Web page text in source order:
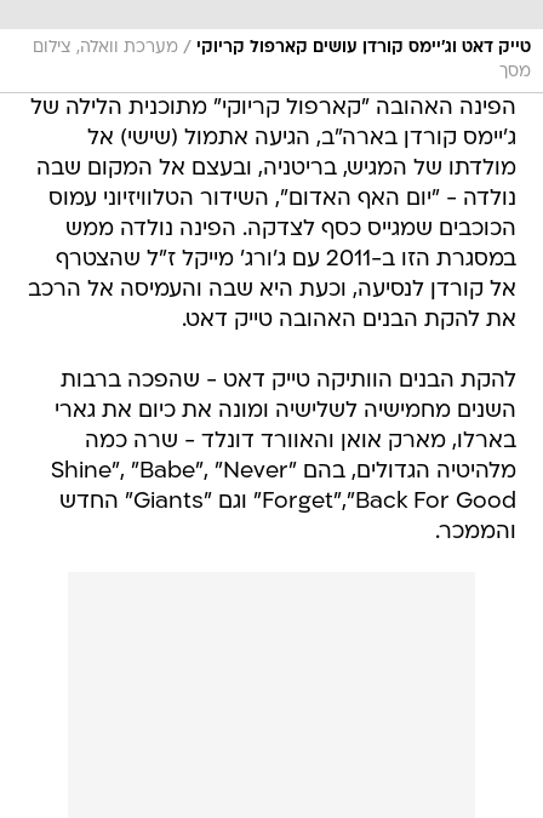
טייק דאט וג'יימס קורדן עושים קארפול קריוקי / מערכת וואלה, צילום
מסך
הפינה האהובה "קארפול קריוקי" מתוכנית הלילה של
ג'יימס קורדן בארה"ב, הגיעה אתמול (שישי) אל
מולדתו של המגיש, בריטניה, ובעצם אל המקום שבה
נולדה - "יום האף האדום", השידור הטלוויזיוני עמוס
הכוכבים שמגייס כסף לצדקה. הפינה נולדה ממש
במסגרת הזו ב-2011 עם ג'ורג' מייקל ז"ל שהצטרף
אל קורדן לנסיעה, וכעת היא שבה והעמיסה אל הרכב
את להקת הבנים האהובה טייק דאט.
להקת הבנים הוותיקה טייק דאט - שהפכה ברבות
השנים מחמישיה לשלישיה ומונה את כיום את גארי
בארלו, מארק אואן והאוורד דונלד - שרה כמה
מלהיטיה הגדולים, בהם "Shine", "Babe", "Never
Forget","Back For Good" וגם "Giants" החדש
והממכר.